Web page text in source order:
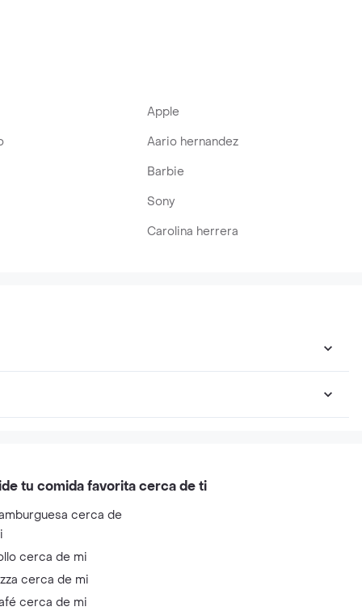
Apple
Aario hernandez
Barbie
Sony
Carolina herrera
tu comida favorita cerca de ti
cerca de
cerca de mi
cerca de mi
cerca de mi